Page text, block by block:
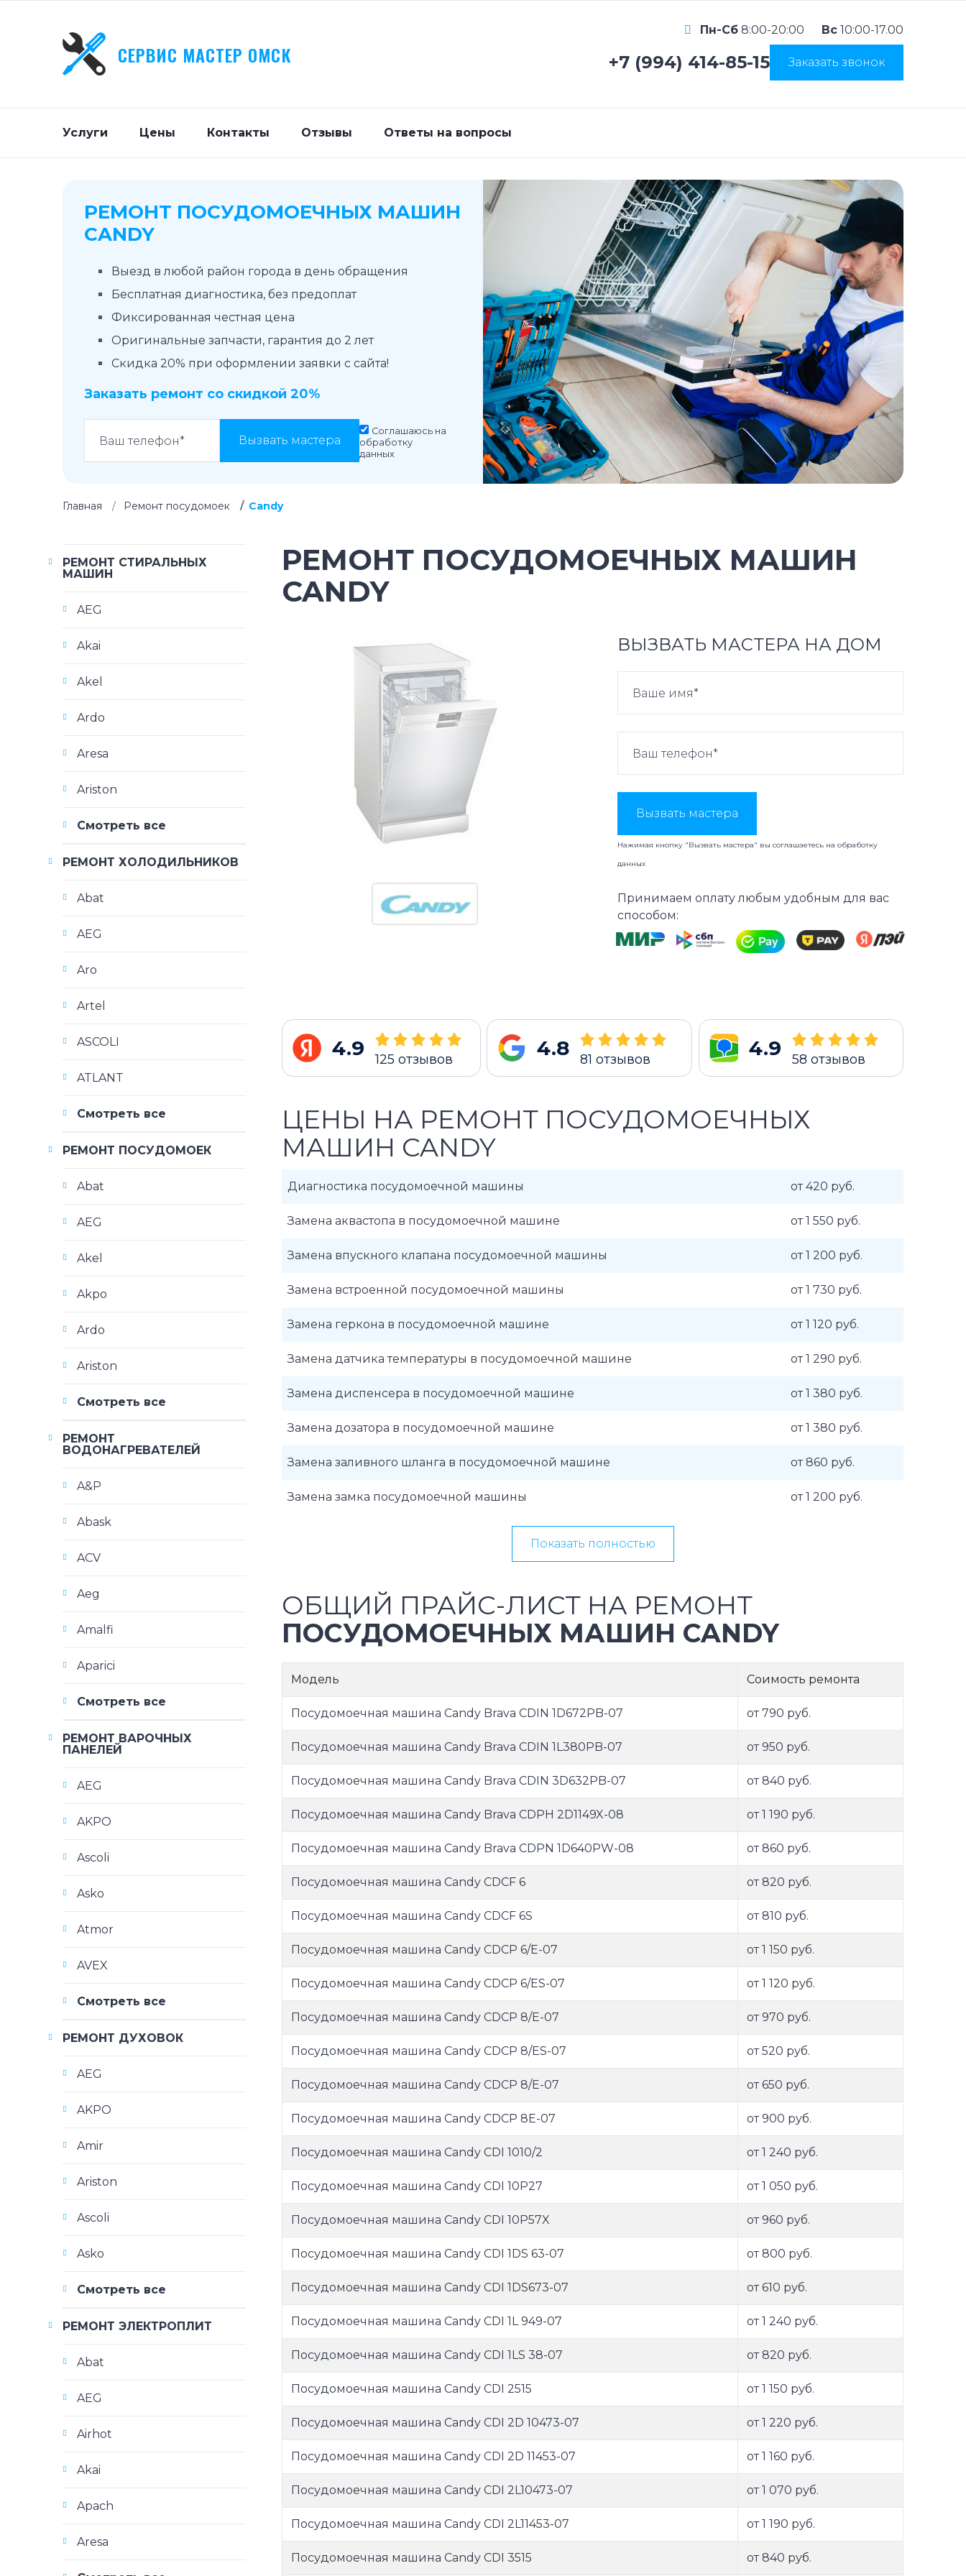
СЕРВИС МАСТЕР ОМСК
Пн-Сб 8:00-20:00 Вс 10:00-17.00
+7 (994) 414-85-15 Заказать звонок
Услуги Цены Контакты Отзывы Ответы на вопросы
РЕМОНТ ПОСУДОМОЕЧНЫХ МАШИН
CANDY
Выезд в любой район города в день обращения
Бесплатная диагностика, без предоплат
Фиксированная честная цена
Оригинальные запчасти, гарантия до 2 лет
Скидка 20% при оформлении заявки с сайта!
Заказать ремонт со скидкой 20%
Вызвать мастера
Соглашаюсь на
обработку
данных
Главная Ремонт посудомоек Candy
РЕМОНТ ПОСУДОМОЕЧНЫХ МАШИН
CANDY
ВЫЗВАТЬ МАСТЕРА НА ДОМ
Вызвать мастера
Нажимая кнопку "Вызвать мастера" вы соглашаетесь наобработку
данных
Принимаем оплату любым удобным для вас
способом:
4.9 125 отзывов 4.8 81 отзывов 4.9 58 отзывов
ЦЕНЫ НА РЕМОНТ ПОСУДОМОЕЧНЫХ
МАШИН CANDY
Диагностика посудомоечной машины от 420 руб.
Замена аквастопа в посудомоечной машине от 1 550 руб.
Замена впускного клапана посудомоечной машины от 1 200 руб.
Замена встроенной посудомоечной машины от 1 730 руб.
Замена геркона в посудомоечной машине от 1 120 руб.
Замена датчика температуры в посудомоечной машине от 1 290 руб.
Замена диспенсера в посудомоечной машине от 1 380 руб.
Замена дозатора в посудомоечной машине от 1 380 руб.
Замена заливного шланга в посудомоечной машине от 860 руб.
Замена замка посудомоечной машины от 1 200 руб.
Показать полностью
ОБЩИЙ ПРАЙС-ЛИСТ НА РЕМОНТ
ПОСУДОМОЕЧНЫХ МАШИН CANDY
Модель Соимость ремонта
Посудомоечная машина Candy Brava CDIN 1D672PB-07 от 790 руб.
Посудомоечная машина Candy Brava CDIN 1L380PB-07 от 950 руб.
Посудомоечная машина Candy Brava CDIN 3D632PB-07 от 840 руб.
Посудомоечная машина Candy Brava CDPH 2D1149X-08 от 1 190 руб.
Посудомоечная машина Candy Brava CDPN 1D640PW-08 от 860 руб.
Посудомоечная машина Candy CDCF 6 от 820 руб.
Посудомоечная машина Candy CDCF 6S от 810 руб.
Посудомоечная машина Candy CDCP 6/E-07 от 1 150 руб.
Посудомоечная машина Candy CDCP 6/ES-07 от 1 120 руб.
Посудомоечная машина Candy CDCP 8/E-07 от 970 руб.
Посудомоечная машина Candy CDCP 8/ES-07 от 520 руб.
Посудомоечная машина Candy CDCP 8/Е-07 от 650 руб.
Посудомоечная машина Candy CDCP 8E-07 от 900 руб.
Посудомоечная машина Candy CDI 1010/2 от 1 240 руб.
Посудомоечная машина Candy CDI 10P27 от 1 050 руб.
Посудомоечная машина Candy CDI 10P57X от 960 руб.
Посудомоечная машина Candy CDI 1DS 63-07 от 800 руб.
Посудомоечная машина Candy CDI 1DS673-07 от 610 руб.
Посудомоечная машина Candy CDI 1L 949-07 от 1 240 руб.
Посудомоечная машина Candy CDI 1LS 38-07 от 820 руб.
Посудомоечная машина Candy CDI 2515 от 1 150 руб.
Посудомоечная машина Candy CDI 2D 10473-07 от 1 220 руб.
Посудомоечная машина Candy CDI 2D 11453-07 от 1 160 руб.
Посудомоечная машина Candy CDI 2L10473-07 от 1 070 руб.
Посудомоечная машина Candy CDI 2L11453-07 от 1 190 руб.
Посудомоечная машина Candy CDI 3515 от 840 руб.
РЕМОНТ СТИРАЛЬНЫХ
МАШИН
AEG
Akai
Akel
Ardo
Aresa
Ariston
Смотреть все
РЕМОНТ ХОЛОДИЛЬНИКОВ
Abat
AEG
Aro
Artel
ASCOLI
ATLANT
Смотреть все
РЕМОНТ ПОСУДОМОЕК
Abat
AEG
Akel
Akpo
Ardo
Ariston
Смотреть все
РЕМОНТ
ВОДОНАГРЕВАТЕЛЕЙ
A&P
Abask
ACV
Aeg
Amalfi
Aparici
Смотреть все
РЕМОНТ ВАРОЧНЫХ
ПАНЕЛЕЙ
AEG
AKPO
Ascoli
Asko
Atmor
AVEX
Смотреть все
РЕМОНТ ДУХОВОК
AEG
AKPO
Amir
Ariston
Ascoli
Asko
Смотреть все
РЕМОНТ ЭЛЕКТРОПЛИТ
Abat
AEG
Airhot
Akai
Apach
Aresa